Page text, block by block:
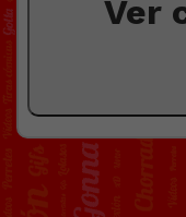
Ver